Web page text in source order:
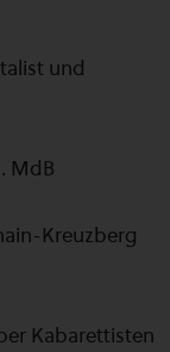
und
MdB
Kreuzberg
Kabarettisten